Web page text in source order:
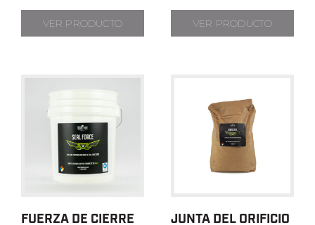
VER PRODUCTO VER PRODUCTO
FUERZA DE CIERRE JUNTA DEL ORIFICIO